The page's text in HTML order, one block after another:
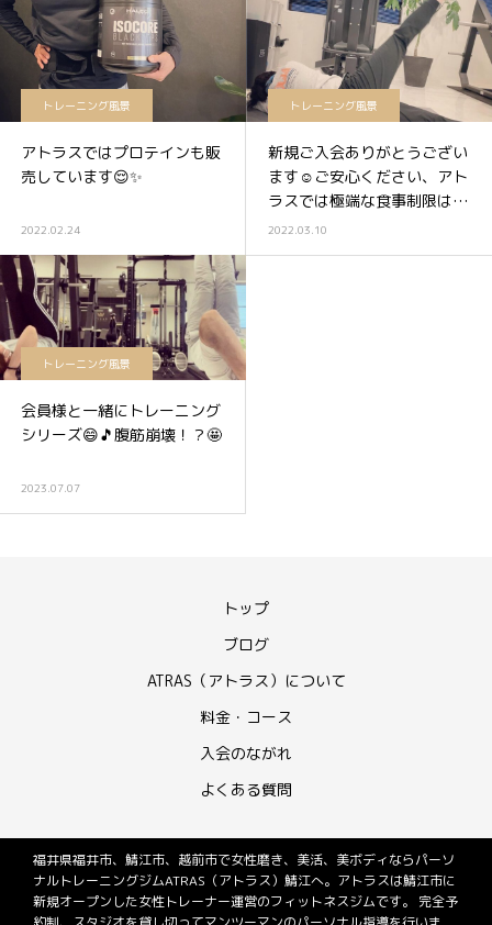
トレーニング風景
アトラスではプロテインも販
売しています😌✨
2022.02.24
トレーニング風景
新規ご入会ありがとうござい
ます☺️ご安心ください、アト
ラスでは極端な食事制限は勧
めていません✋😊
2022.03.10
トレーニング風景
会員様と一緒にトレーニング
シリーズ😄🎵腹筋崩壊！？🤩
2023.07.07
トップ
ブログ
ATRAS（アトラス）について
料金・コース
入会のながれ
よくある質問
福井県福井市、鯖江市、越前市で女性磨き、美活、美ボディならパーソ
ナルトレーニングジムATRAS（アトラス）鯖江へ。アトラスは鯖江市に
新規オープンした女性トレーナー運営のフィットネスジムです。 完全予